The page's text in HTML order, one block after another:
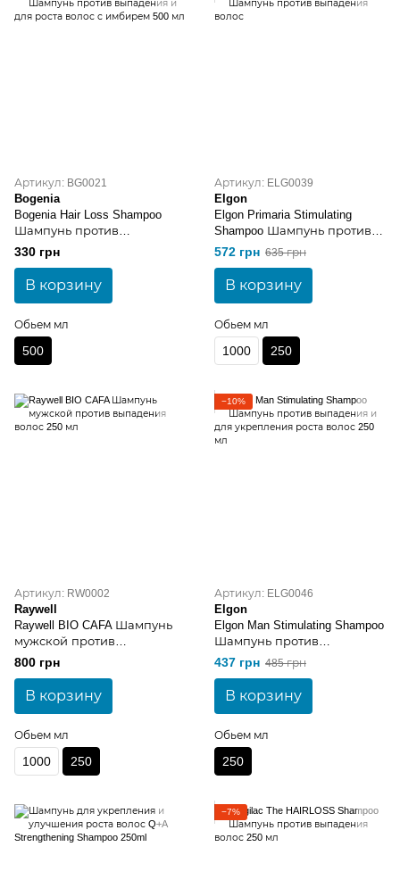
Артикул: BG0021
Bogenia
Bogenia Hair Loss Shampoo
Шампунь против
выпадения и для роста
волос с имбирем 500 мл
330 грн
В корзину
Обьем мл
500
Артикул: ELG0039
Elgon
Elgon Primaria Stimulating
Shampoo Шампунь против
выпадения волос
572 грн 635 грн
В корзину
Обьем мл
1000 250
Артикул: RW0002
Raywell
Raywell BIO CAFA Шампунь
мужской против
выпадения волос 250 мл
800 грн
В корзину
Обьем мл
1000 250
−10%
Артикул: ELG0046
Elgon
Elgon Man Stimulating Shampoo
Шампунь против
выпадения и для
укрепления роста волос
250 мл
437 грн 485 грн
В корзину
Обьем мл
250
−7%